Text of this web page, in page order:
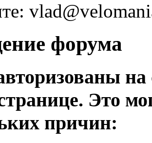
форума
на
Это
причин: